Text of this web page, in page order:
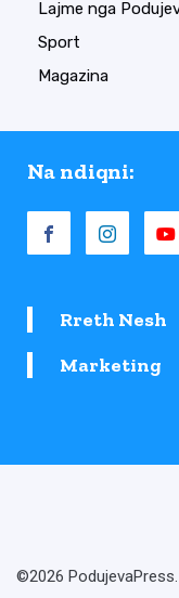
Lajme nga
Sport
Magazina
Na ndiqni:
Rreth Nesh
Marketing
©2026